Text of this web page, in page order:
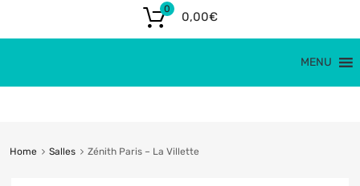
0,00€
0
MENU
Home Salles Zénith Paris – La Villette